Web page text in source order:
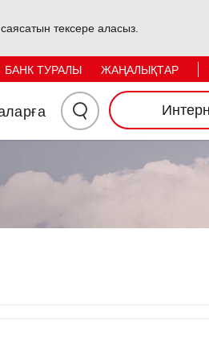
тексере аласыз.
БАНК ТУРАЛЫ ЖАҢАЛЫҚТАР
Іздеу
Үшін
Мында
Жеке тұлғалар